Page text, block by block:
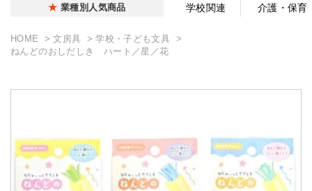
業種別人気商品 学校関連 介護・保育
HOME 文房具
学校・子ども文具
ねんどのおしだしき ハート／星／花